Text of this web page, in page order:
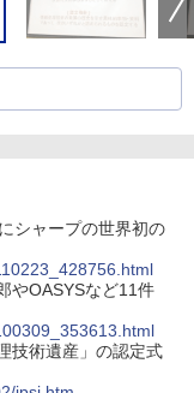
シャープの世界初の
やOASYSなど11件
技術遺産」の認定式